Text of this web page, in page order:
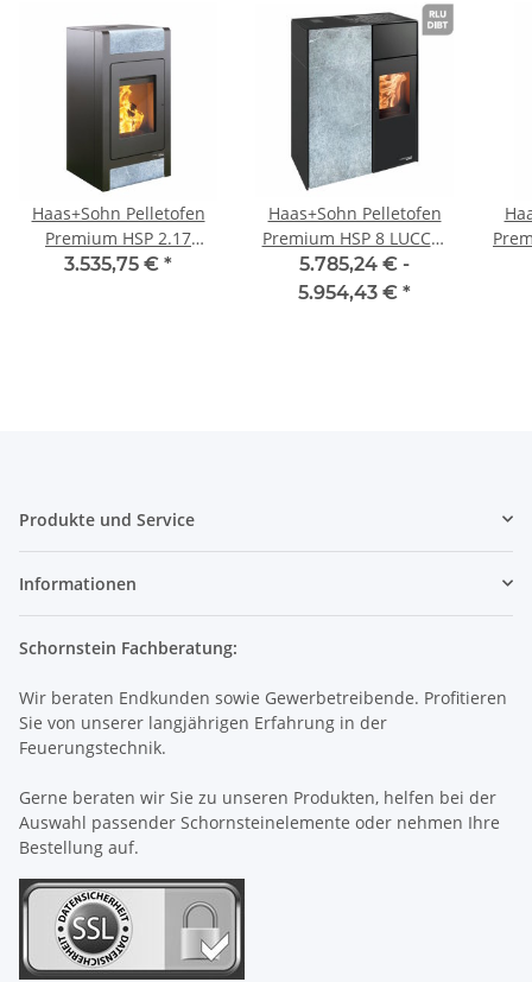
Haas+Sohn Pelletofen
Premium HSP 2.17
SELINA
3.535,75 € *
Haas+Sohn Pelletofen
Premium HSP 8 LUCCA-
II-RLU
raumluftunabhängig
5.785,24 € -
5.954,43 € *
Produkte und Service
Informationen
Schornstein Fachberatung:
Wir beraten Endkunden sowie Gewerbetreibende. Profitieren
Sie von unserer langjährigen Erfahrung in der
Feuerungstechnik.
Gerne beraten wir Sie zu unseren Produkten, helfen bei der
Auswahl passender Schornsteinelemente oder nehmen Ihre
Bestellung auf.